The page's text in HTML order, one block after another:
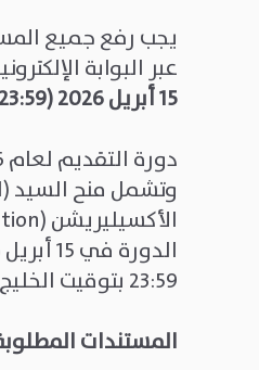
يجب رفع جميع
عبر البوابة
15أبريل 2026 (23:59 بتوقيت الخليج)
23:59 بتوقيت الخليج.
المستندات